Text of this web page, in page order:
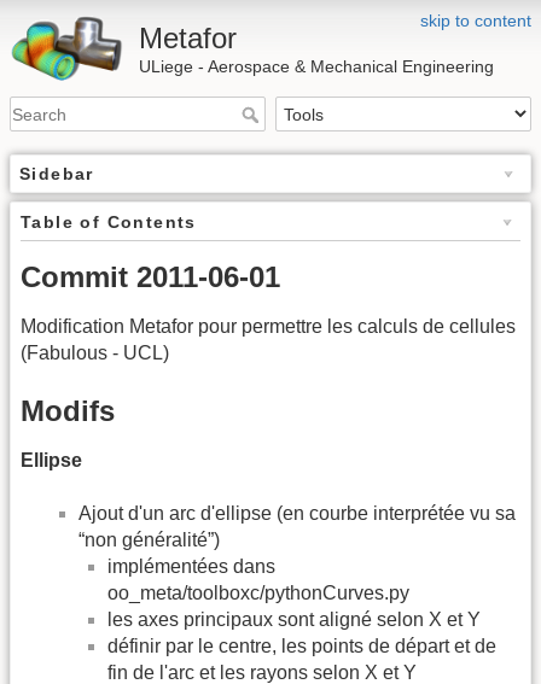
skip to content
Metafor
ULiege - Aerospace & Mechanical Engineering
Sidebar
Table of Contents
Commit 2011-06-01
Modification Metafor pour permettre les calculs de cellules
(Fabulous - UCL)
Modifs
Ellipse
Ajout d'un arc d'ellipse (en courbe interprétée vu sa
“non généralité”)
implémentées dans
oo_meta/toolboxc/pythonCurves.py
les axes principaux sont aligné selon X et Y
définir par le centre, les points de départ et de
fin de l'arc et les rayons selon X et Y